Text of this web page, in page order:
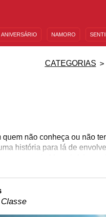
ANIVERSÁRIO NAMORO
CATEGORIAS
quem não conheça ou não
história para lá de
sucessos da Marvel. A
melhores frases